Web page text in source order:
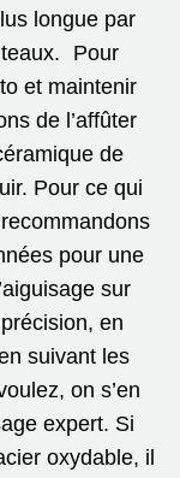
longue par
Pour
et maintenir
de l’affûter
de
Pour ce qui
pour une
sur
en
suivant les
on s’en
expert. Si
oxydable, il